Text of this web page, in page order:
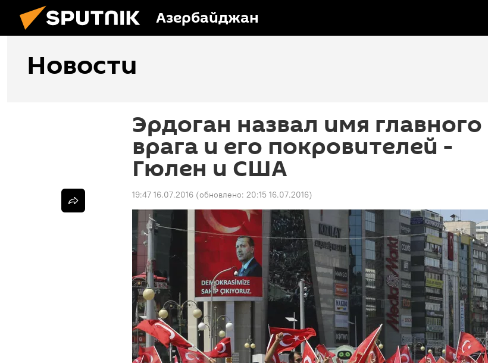
Азербайджан
Новости
Эрдоган назвал имя главного
врага и его покровителей -
Гюлен и США
19:47 16.07.2016 (обновлено: 20:15 16.07.2016)